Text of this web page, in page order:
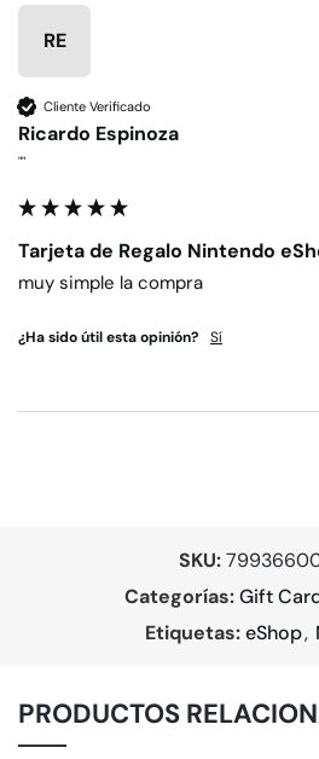
RE
Cliente Verificado
Ricardo Espinoza
""
Tarjeta de Regalo Nintendo
muy simple la compra
¿Ha sido útil esta opinión? Sí
SKU:
Categorías: Gift
Etiquetas: eShop,
PRODUCTOS